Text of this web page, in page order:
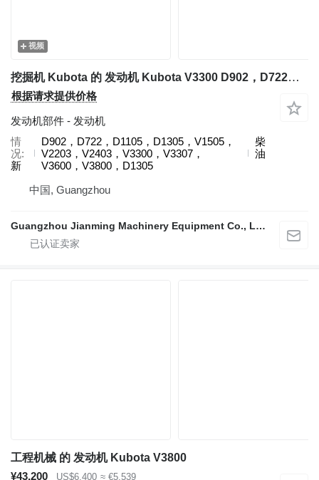
视频
挖掘机 Kubota 的 发动机 Kubota V3300 D902，D722，D1105，D1305，V1505，V2203，V2403，V3300，V3307，V3600，V3800，D1305
根据请求提供价格
发动机部件 - 发动机
情
况
新
D902，D722，D1105，D1305，V1505，
V2203，V2403，V3300，V3307，
V3600，V3800，D1305
柴
油
中国, Guangzhou
Guangzhou Jianming Machinery Equipment Co., Ltd.
工程机械 的 发动机 Kubota V3800
¥43,200
US$6,400 ≈ €5,539